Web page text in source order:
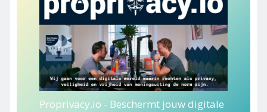
Proprivacy.io - Beschermt jouw digitale